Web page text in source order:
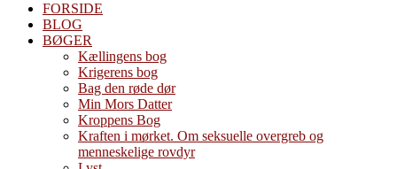
FORSIDE
BLOG
BØGER
Kællingens bog
Krigerens bog
Bag den røde dør
Min Mors Datter
Kroppens Bog
Kraften i mørket. Om seksuelle overgreb og
menneskelige rovdyr